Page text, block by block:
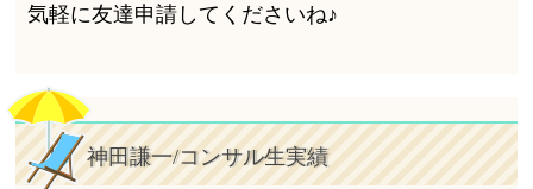
気軽に友達申請してくださいね♪
神田謙一/コンサル生実績